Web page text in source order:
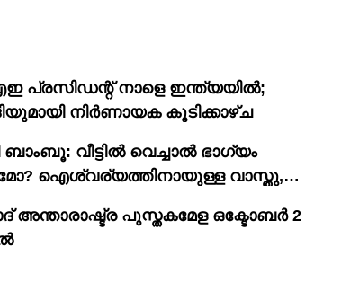
പ്രസിഡന്റ് നാളെ ഇന്ത്യയിൽ;
നിർണായക കൂടിക്കാഴ്ച
ബാംബൂ: വീട്ടിൽ വെച്ചാൽ ഭാഗ്യം
ഐശ്വര്യത്തിനായുള്ള വാസ്തു,
അന്താരാഷ്ട്ര പുസ്തകമേള ഒക്ടോബർ 2